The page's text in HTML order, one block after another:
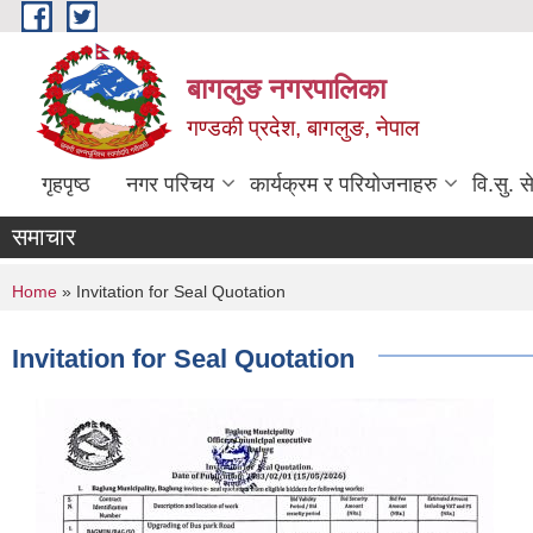
Skip to main content
बागलुङ नगरपालिका
गण्डकी प्रदेश, बागलुङ, नेपाल
गृहपृष्ठ नगर परिचय कार्यक्रम र परियोजनाहरु वि.सु.
समाचार
You are here
Home » Invitation for Seal Quotation
Invitation for Seal Quotation